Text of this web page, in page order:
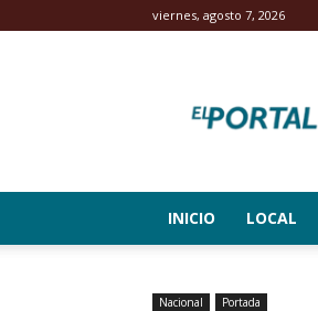
viernes, agosto 7, 2026
INICIO LOCAL
Nacional Portada